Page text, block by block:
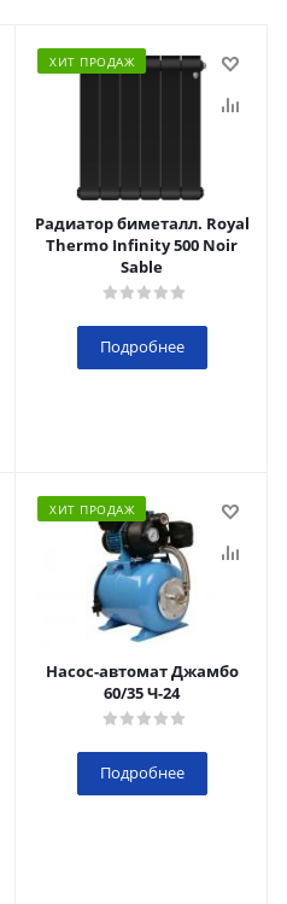
ХИТ ПРОДАЖ
Радиатор биметалл. Royal
Thermo Infinity 500 Noir
Sable
Подробнее
ХИТ ПРОДАЖ
Насос-автомат Джамбо
60/35 Ч-24
Подробнее